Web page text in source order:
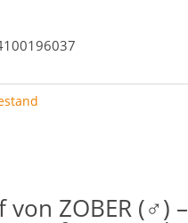
ZOBER (♂) –